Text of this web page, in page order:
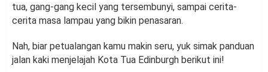
tua, gang-gang kecil yang tersembunyi, sampai cerita-
cerita masa lampau yang bikin penasaran.
Nah, biar petualangan kamu makin seru, yuk simak panduan
jalan kaki menjelajah Kota Tua Edinburgh berikut ini!